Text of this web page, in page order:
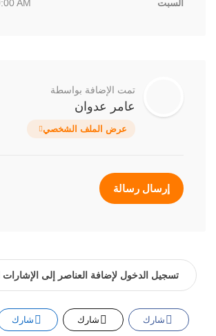
السبت
AM
تمت الإضافة بواسطة
عامر عدوان
عرض الملف الشخصي
إرسال رسالة
تسجيل الدخول لإضافة العناصر إلى الإشارات
شارك شارك شارك